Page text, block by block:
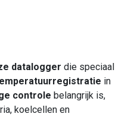
datalogger die speciaal
in
controle belangrijk is,
koelcellen en